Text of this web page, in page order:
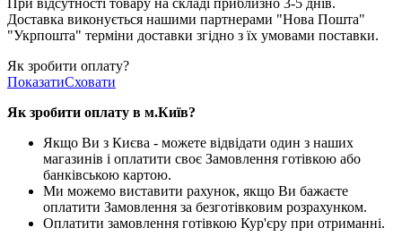
При відсутності товару на складі приблизно 3-5 днів.
Доставка виконується нашими партнерами "Нова Пошта"
"Укрпошта" терміни доставки згідно з їх умовами поставки.
Як зробити оплату?
ПоказатиСховати
Як зробити оплату в м.Київ?
Якщо Ви з Києва - можете відвідати один з наших
магазинів і оплатити своє Замовлення готівкою або
банківською картою.
Ми можемо виставити рахунок, якщо Ви бажаєте
оплатити Замовлення за безготівковим розрахунком.
Оплатити замовлення готівкою Кур'єру при отриманні.